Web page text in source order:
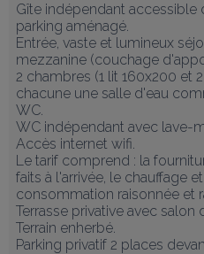
Gîte indépendant
parking aménagé.
Entrée, vaste et lumineux
mezzanine (couchage
2 chambres (1 lit 160x200 et
chacune une salle d'eau
WC.
WC indépendant avec lave-
Accès internet wifi.
Le tarif comprend : la
faits à l'arrivée, le chauffage
consommation raisonnée et
Terrasse privative avec salon
Terrain enherbé.
Parking privatif 2 places